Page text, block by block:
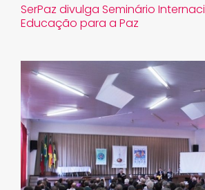
SerPaz divulga Seminário
Educação para a Paz